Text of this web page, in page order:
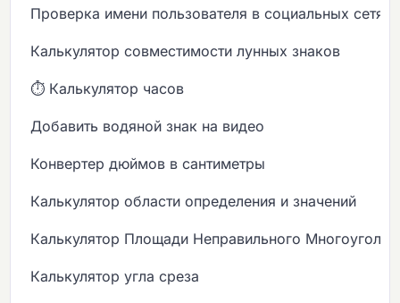
Проверка имени пользователя в социальных сетях
Калькулятор совместимости лунных знаков
⏱️ Калькулятор часов
Добавить водяной знак на видео
Конвертер дюймов в сантиметры
Калькулятор области определения и значений
Калькулятор Площади Неправильного
Калькулятор угла среза